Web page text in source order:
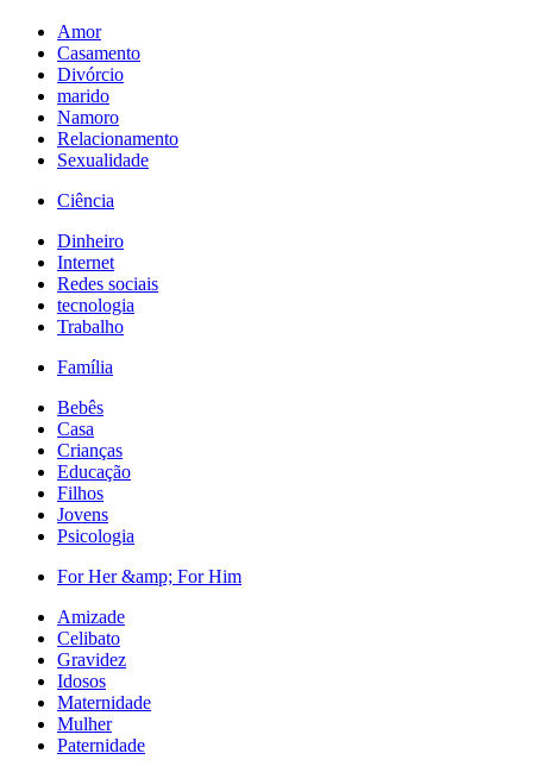
Amor
Casamento
Divórcio
marido
Namoro
Relacionamento
Sexualidade
Ciência
Dinheiro
Internet
Redes sociais
tecnologia
Trabalho
Família
Bebês
Casa
Crianças
Educação
Filhos
Jovens
Psicologia
For Her &amp; For Him
Amizade
Celibato
Gravidez
Idosos
Maternidade
Mulher
Paternidade